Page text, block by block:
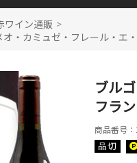
ワイン通販 >
・カミュゼ・フレール・
ブル
フラ
商品番号
品切